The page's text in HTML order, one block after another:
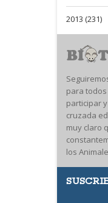
2013 (231)
para
participar
cruzada
muy claro
los